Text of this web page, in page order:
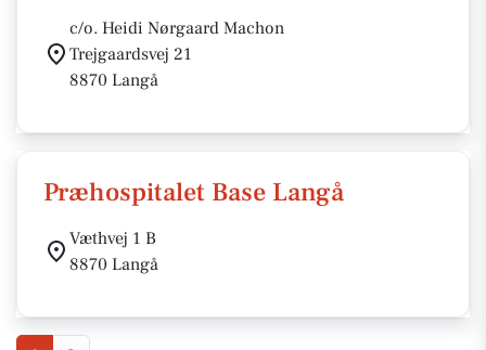
c/o. Heidi Nørgaard Machon
Trejgaardsvej 21
8870 Langå
Præhospitalet Base Langå
Væthvej 1 B
8870 Langå